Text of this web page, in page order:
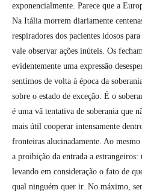
exponencialmente. Parece que a
Na Itália morrem diariamente
respiradores dos pacientes idosos
vale observar ações inúteis. Os
evidentemente uma expressão
sentimos de volta à época da
sobre o estado de exceção. É o
é uma vã tentativa de soberania que
mais útil cooperar intensamente
fronteiras alucinadamente. Ao
a proibição da entrada a
levando em consideração o fato de
qual ninguém quer ir. No máximo,